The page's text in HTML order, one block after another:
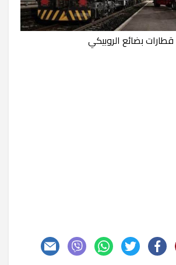
قطارات بضائع الروبيكي